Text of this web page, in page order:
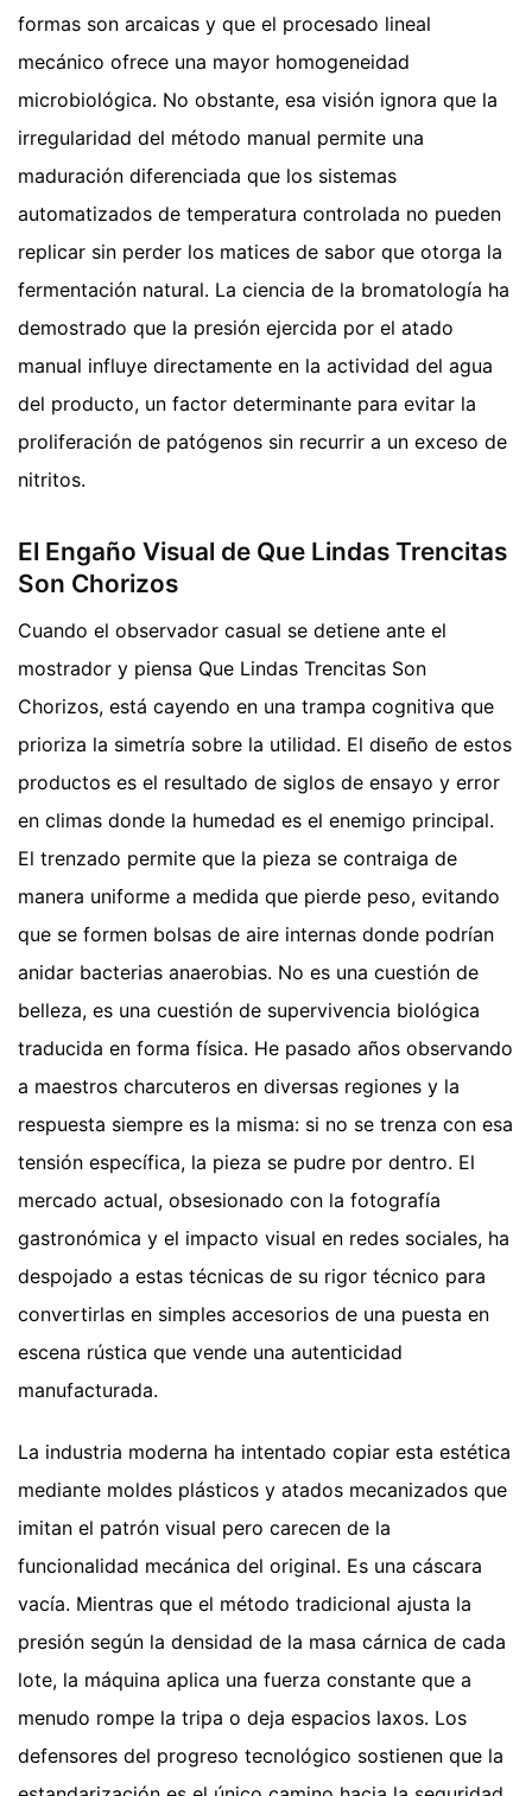
formas son arcaicas y que el procesado lineal
mecánico ofrece una mayor homogeneidad
microbiológica. No obstante, esa visión ignora que la
irregularidad del método manual permite una
maduración diferenciada que los sistemas
automatizados de temperatura controlada no pueden
replicar sin perder los matices de sabor que otorga la
fermentación natural. La ciencia de la bromatología ha
demostrado que la presión ejercida por el atado
manual influye directamente en la actividad del agua
del producto, un factor determinante para evitar la
proliferación de patógenos sin recurrir a un exceso de
nitritos.
El Engaño Visual de Que Lindas Trencitas
Son Chorizos
Cuando el observador casual se detiene ante el
mostrador y piensa Que Lindas Trencitas Son
Chorizos, está cayendo en una trampa cognitiva que
prioriza la simetría sobre la utilidad. El diseño de estos
productos es el resultado de siglos de ensayo y error
en climas donde la humedad es el enemigo principal.
El trenzado permite que la pieza se contraiga de
manera uniforme a medida que pierde peso, evitando
que se formen bolsas de aire internas donde podrían
anidar bacterias anaerobias. No es una cuestión de
belleza, es una cuestión de supervivencia biológica
traducida en forma física. He pasado años observando
a maestros charcuteros en diversas regiones y la
respuesta siempre es la misma: si no se trenza con esa
tensión específica, la pieza se pudre por dentro. El
mercado actual, obsesionado con la fotografía
gastronómica y el impacto visual en redes sociales, ha
despojado a estas técnicas de su rigor técnico para
convertirlas en simples accesorios de una puesta en
escena rústica que vende una autenticidad
manufacturada.
La industria moderna ha intentado copiar esta estética
mediante moldes plásticos y atados mecanizados que
imitan el patrón visual pero carecen de la
funcionalidad mecánica del original. Es una cáscara
vacía. Mientras que el método tradicional ajusta la
presión según la densidad de la masa cárnica de cada
lote, la máquina aplica una fuerza constante que a
menudo rompe la tripa o deja espacios laxos. Los
defensores del progreso tecnológico sostienen que la